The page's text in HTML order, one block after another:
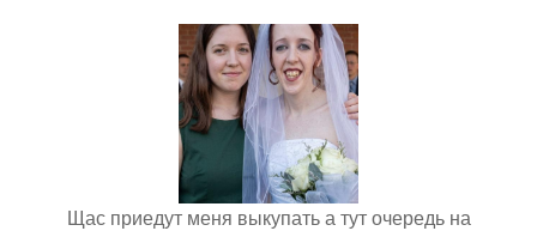
Щас приедут меня выкупать а тут очередь на